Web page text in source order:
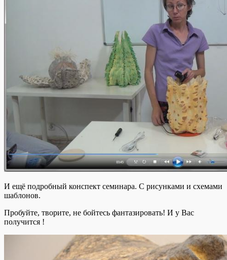
И ещё подробный конспект семинара. С рисунками и схемами
шаблонов.
Пробуйте, творите, не бойтесь фантазировать! И у Вас
получится !